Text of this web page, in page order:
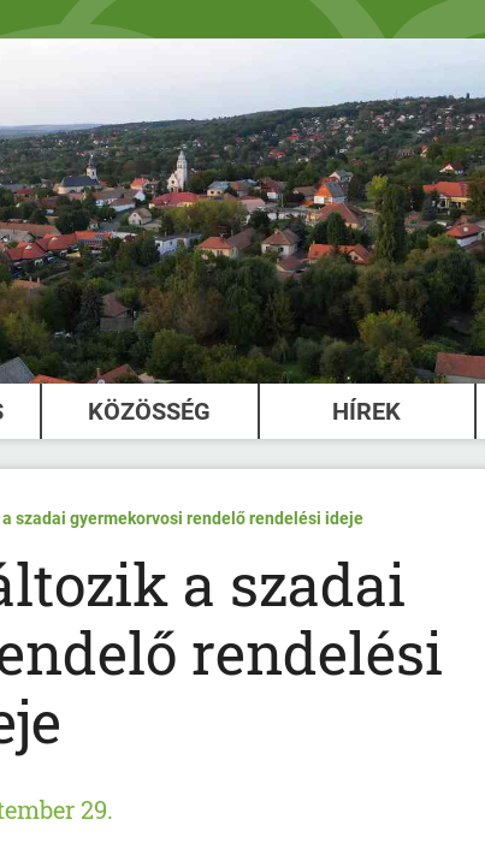
KÖZÖSSÉG HÍREK
szadai gyermekorvosi rendelő rendelési ideje
a szadai
rendelési
29.